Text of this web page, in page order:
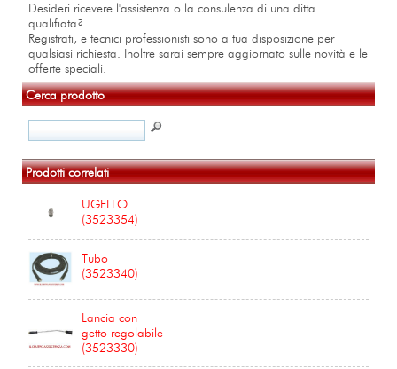
Desideri ricevere l'assistenza o la consulenza di una ditta
qualifiata?
Registrati, e tecnici professionisti sono a tua disposizione per
qualsiasi richiesta. Inoltre sarai sempre aggiornato sulle novità e le
offerte speciali.
Cerca prodotto
Prodotti correlati
UGELLO
(3523354)
Tubo
(3523340)
Lancia con
getto regolabile
(3523330)